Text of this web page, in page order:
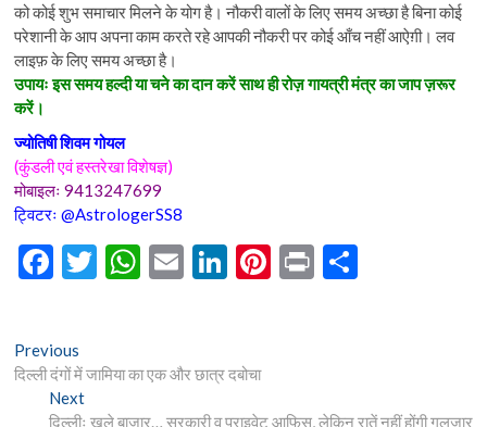
को कोई शुभ समाचार मिलने के योग है। नौकरी वालों के लिए समय अच्छा है बिना कोई
परेशानी के आप अपना काम करते रहे आपकी नौकरी पर कोई आँच नहीं आऐग़ी। लव
लाइफ़ के लिए समय अच्छा है।
उपायः इस समय हल्दी या चने का दान करें साथ ही रोज़ गायत्री मंत्र का जाप ज़रूर
करें।
ज्योतिषी शिवम गोयल
(कुंडली एवं हस्तरेखा विशेषज्ञ)
मोबाइलः 9413247699
ट्विटरः @AstrologerSS8
F
b
o
T
er
W
s
E
l
Li
dI
Pi Pr
Post
navigation
Previous
post:
दिल्ली दंगों में जामिया का एक और छात्र दबोचा
NextNext
post:
दिल्लीः खुले बाजार… सरकारी व प्राइवेट आफिस, लेकिन रातें नहीं होंगी गुलजार